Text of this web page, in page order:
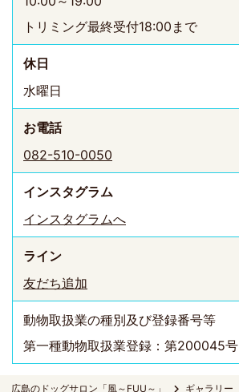
トリミング最終受付18:00まで
休日
水曜日
お電話
082-510-0050
インスタグラム
インスタグラムへ
ライン
友だち追加
動物取扱業の種別及び登録番号等
第一種動物取扱業登録：第200045号
広島のドッグサロン「風～FUU～」 ギャラリー